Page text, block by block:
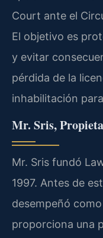
Court ante el
El objetivo es
y evitar
pérdida de la
inhabilitación
Mr. Sris,
Mr. Sris fundó
1997. Antes de
desempeñó
proporciona una